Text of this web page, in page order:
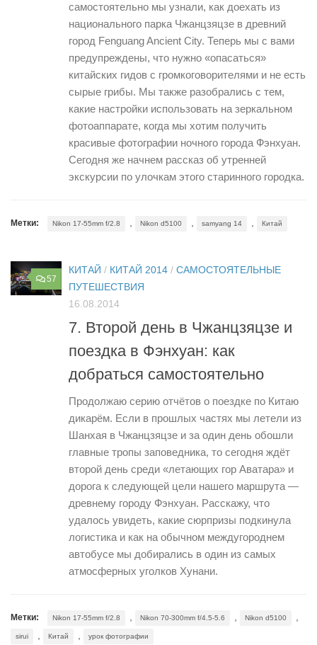
самостоятельно мы узнали, как доехать из
национального парка Чжанцзяцзе в древний
город Fenguang Ancient City. Теперь мы с вами
предупреждены, что нужно «опасаться»
китайских гидов с громкоговорителями и не есть
сырые грибы. Мы также разобрались с тем,
какие настройки использовать на зеркальном
фотоаппарате, когда мы хотим получить
красивые фотографии ночного города Фэнхуан.
Сегодня же начнем рассказ об утренней
экскурсии по улочкам этого старинного городка.
Метки: Nikon 17-55mm f/2.8 , Nikon d5100 , samyang 14 , Китай
57
КИТАЙ / КИТАЙ 2014 / САМОСТОЯТЕЛЬНЫЕ
ПУТЕШЕСТВИЯ
16.08.2014
7. Второй день в Чжанцзяцзе и
поездка в Фэнхуан: как
добраться самостоятельно
Продолжаю серию отчётов о поездке по Китаю
дикарём. Если в прошлых частях мы летели из
Шанхая в Чжанцзяцзе и за один день обошли
главные тропы заповедника, то сегодня ждёт
второй день среди «летающих гор Аватара» и
дорога к следующей цели нашего маршрута —
древнему городу Фэнхуан. Расскажу, что
удалось увидеть, какие сюрпризы подкинула
логистика и как на обычном междугороднем
автобусе мы добирались в один из самых
атмосферных уголков Хунани.
Метки: Nikon 17-55mm f/2.8 Nikon 70-300mm f/4.5-5.6 Nikon d5100
sirui Китай урок фотографии